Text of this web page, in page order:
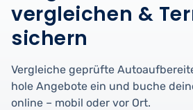
vergleichen &
sichern
Vergleiche geprüfte
hole Angebote ein und buche
online – mobil oder vor Ort.